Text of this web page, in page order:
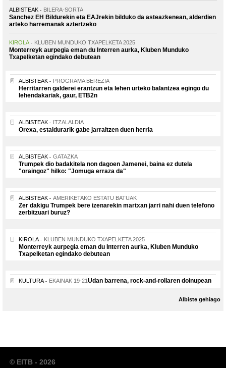
ALBISTEAK BILERA-SORTA
Sanchez EH Bildurekin eta EAJrekin bilduko da asteazkenean, alderdien
arteko harremanak aztertzeko
KIROLA KLUBEN MUNDUKO TXAPELKETA 2025
Monterreyk aurpegia eman du Interren aurka, Kluben Munduko
Txapelketan egindako debutean
ALBISTEAK PROGRAMA BEREZIA
Herritarren galderei erantzun eta lehen urteko balantzea egingo du
lehendakariak, gaur, ETB2n
ALBISTEAK ITZALALDIA
Orexa, estaldurarik gabe jarraitzen duen herria
ALBISTEAK GATAZKA
Trumpek dio badakitela non dagoen Jamenei, baina ez dutela
"oraingoz" hilko: "Jomuga erraza da"
ALBISTEAK AMERIKETAKO ESTATU BATUAK
Zer dakigu Trumpek bere izenarekin martxan jarri nahi duen telefono
zerbitzuari buruz?
KIROLA KLUBEN MUNDUKO TXAPELKETA 2025
Monterreyk aurpegia eman du Interren aurka, Kluben Munduko
Txapelketan egindako debutean
KULTURA EKAINAK 19-21Udan barrena, rock-and-rollaren doinupean
Albiste gehiago
© EITB - 2026